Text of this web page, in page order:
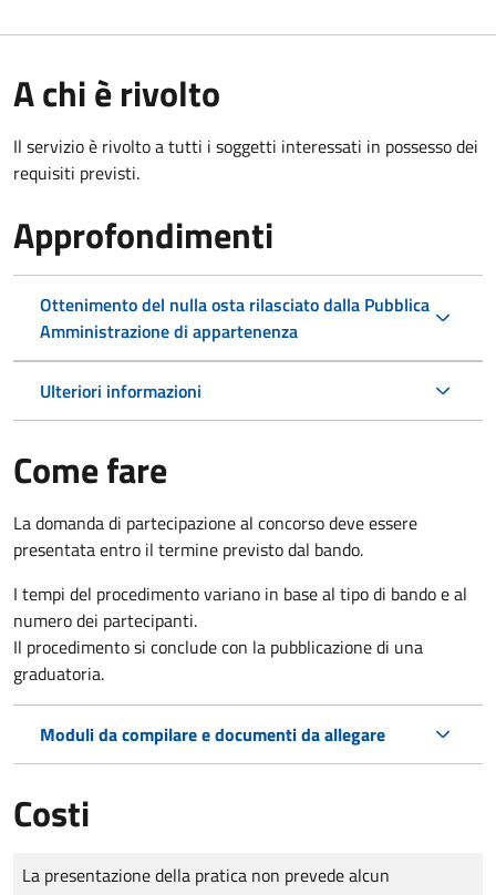
A chi è rivolto
Il servizio è rivolto a tutti i soggetti interessati in possesso dei
requisiti previsti.
Approfondimenti
Ottenimento del nulla osta rilasciato dalla Pubblica
Amministrazione di appartenenza
Ulteriori informazioni
Come fare
La domanda di partecipazione al concorso deve essere
presentata entro il termine previsto dal bando.
I tempi del procedimento variano in base al tipo di bando e al
numero dei partecipanti.
Il procedimento si conclude con la pubblicazione di una
graduatoria.
Moduli da compilare e documenti da allegare
Costi
Tipo di pagamento
Importo
La presentazione della pratica non prevede alcun